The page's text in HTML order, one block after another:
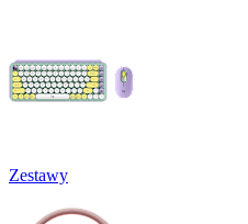
Zestawy